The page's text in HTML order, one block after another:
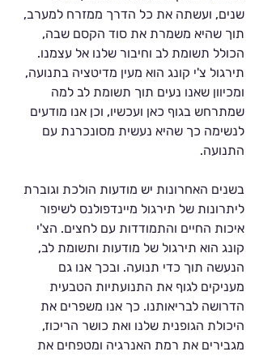
שנים, ועשתה את כל הדרך ממזרח למערב,
תוך שהיא משמרת את סוד הקסם שבה,
הכולל תשומת לב וחיבור שלנו אל עצמנו.
תירגול צ'י קונג הוא מעין מדיטציה בתנועה,
ומכיוון שאנו נעים תוך תשומת לב למה
שמתרחש בגוף כאן ועכשיו, וכן אנו מודעים
לנשימה כך שהיא נעשית מסונכרנת עם
התנועה.
בשנים האחרונות יש מודעות הולכת וגוברת
ליתרונות של תירגול מיינדפולנס לשיפור
איכות החיים והתמודדות עם לחצים. הצ'י
קונג הוא תירגול של מודעות ותשומת לב,
הנעשה תוך כדי תנועה. ובכך אנו גם
מעניקים לגוף את התנועתיות הטבעית
הדרושה לבריאותנו. כך אנו משפרים את
היכולת הגופנית שלנו ואת כושר הריכוז,
מגבירים את רמת האנרגיה ומטפחים את